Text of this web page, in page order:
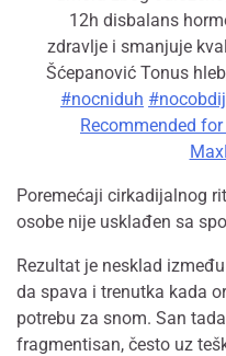
12h disbalans
zdravlje i smanjuje
Šćepanović Tonus
#nocniduh
Recommended
Poremećaji cirkadijalnog
osobe nije usklađen sa
Rezultat je nesklad
da spava i trenutka kada
potrebu za snom. San
fragmentisan, često uz